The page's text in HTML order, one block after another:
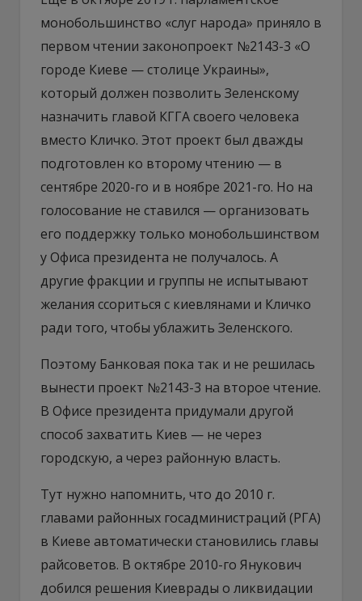
монобольшинство «слуг народа» приняло в
первом чтении законопроект №2143-3 «О
городе Киеве — столице Украины»,
который должен позволить Зеленскому
назначить главой КГГА своего человека
вместо Кличко. Этот проект был дважды
подготовлен ко второму чтению — в
сентябре 2020-го и в ноябре 2021-го. Но на
голосование не ставился — организовать
его поддержку только монобольшинством
у Офиса президента не получалось. А
другие фракции и группы не испытывают
желания ссориться с киевлянами и Кличко
ради того, чтобы ублажить Зеленского.
Поэтому Банковая пока так и не решилась
вынести проект №2143-3 на второе чтение.
В Офисе президента придумали другой
способ захватить Киев — не через
городскую, а через районную власть.
Тут нужно напомнить, что до 2010 г.
главами районных госадминистраций (РГА)
в Киеве автоматически становились главы
райсоветов. В октябре 2010-го Янукович
добился решения Киеврады о ликвидации